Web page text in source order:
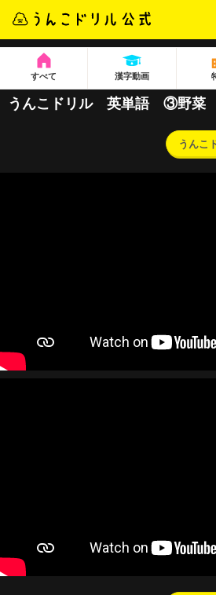
すべて 漢字動画
うんこドリル 英単語 ③野菜
うん